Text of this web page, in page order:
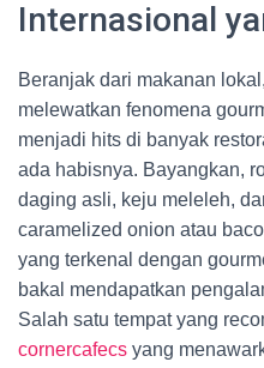
Internasional
Beranjak dari makanan
melewatkan fenomena
menjadi hits di banyak
ada habisnya. Bayangkan,
daging asli, keju meleleh,
caramelized onion atau
yang terkenal dengan
bakal mendapatkan
Salah satu tempat yang
cornercafecs yang